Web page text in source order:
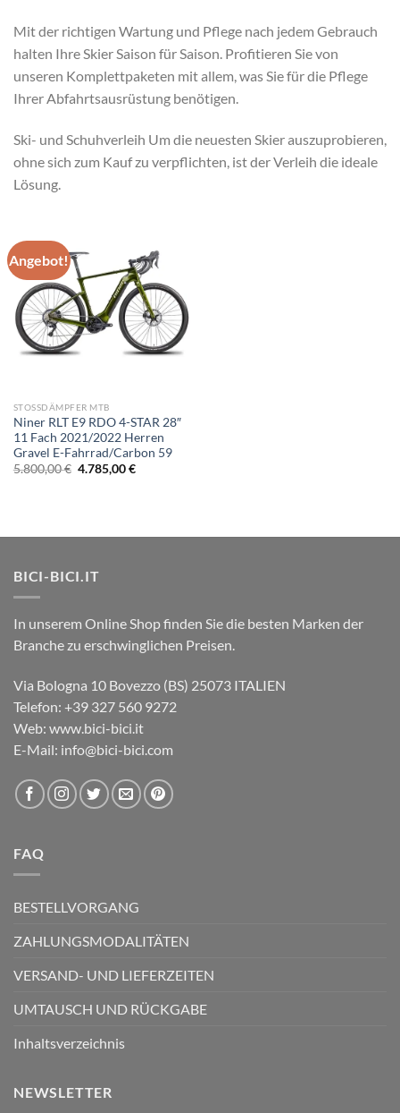
Mit der richtigen Wartung und Pflege nach jedem Gebrauch
halten Ihre Skier Saison für Saison. Profitieren Sie von
unseren Komplettpaketen mit allem, was Sie für die Pflege
Ihrer Abfahrtsausrüstung benötigen.
Ski- und Schuhverleih Um die neuesten Skier auszuprobieren,
ohne sich zum Kauf zu verpflichten, ist der Verleih die ideale
Lösung.
Angebot!
STOSSDÄMPFER MTB
Niner RLT E9 RDO 4-STAR 28″
11 Fach 2021/2022 Herren
Gravel E-Fahrrad/Carbon 59
5.800,00€ Ursprünglicher
4.785,00€Aktueller
BICI-BICI.IT
In unserem Online Shop finden Sie die besten Marken der
Branche zu erschwinglichen Preisen.
Via Bologna 10 Bovezzo (BS) 25073 ITALIEN
Telefon: +39 327 560 9272
Web: www.bici-bici.it
E-Mail: info@bici-bici.com
FAQ
BESTELLVORGANG
ZAHLUNGSMODALITÄTEN
VERSAND- UND LIEFERZEITEN
UMTAUSCH UND RÜCKGABE
Inhaltsverzeichnis
NEWSLETTER